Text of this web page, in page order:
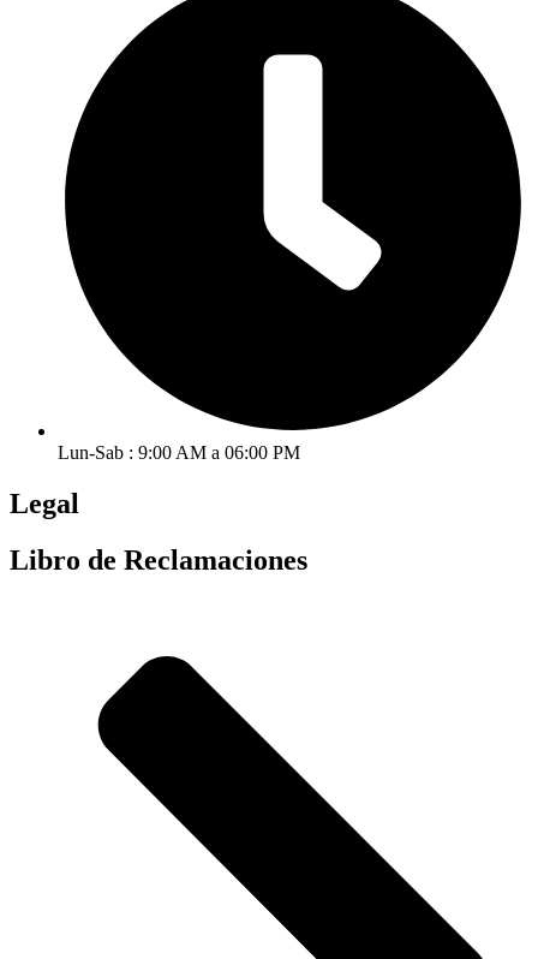
Lun-Sab : 9:00 AM a 06:00 PM
Legal
Libro de Reclamaciones